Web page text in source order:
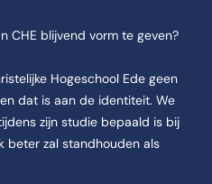
CHE blijvend vorm te geven?
Hogeschool Ede geen
dat is aan de identiteit. We
zijn studie bepaald is bij
beter zal standhouden als